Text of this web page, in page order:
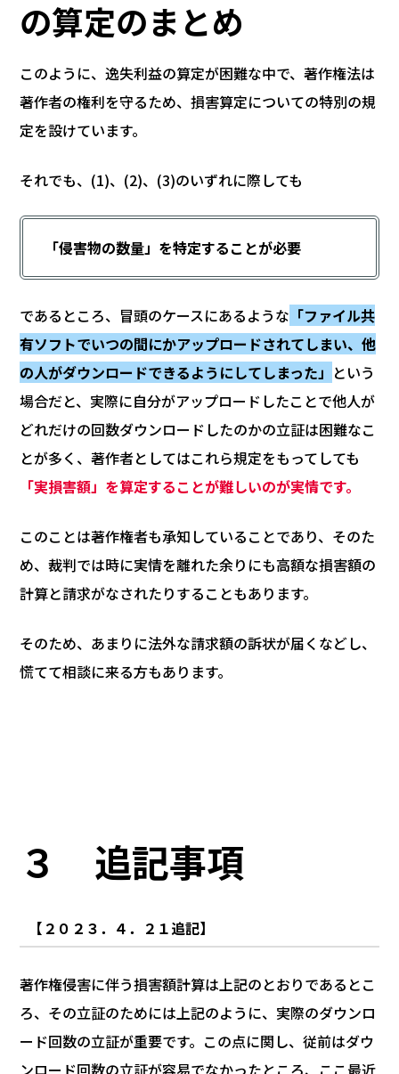
の算定のまとめ
このように、逸失利益の算定が困難な中で、著作権法は
著作者の権利を守るため、損害算定についての特別の規
定を設けています。
それでも、(1)、(2)、(3)のいずれに際しても
「侵害物の数量」を特定することが必要
であるところ、冒頭のケースにあるような 「ファイル共
有ソフトでいつの間にかアップロードされてしまい、他
の人がダウンロードできるようにしてしまった」 という
場合だと、実際に自分がアップロードしたことで他人が
どれだけの回数ダウンロードしたのかの立証は困難なこ
とが多く、著作者としてはこれら規定をもってしても
「実損害額」を算定することが難しいのが実情です。
このことは著作権者も承知していることであり、そのた
め、裁判では時に実情を離れた余りにも高額な損害額の
計算と請求がなされたりすることもあります。
そのため、あまりに法外な請求額の訴状が届くなどし、
慌てて相談に来る方もあります。
３ 追記事項
【２０２３．４．２１追記】
著作権侵害に伴う損害額計算は上記のとおりであるとこ
ろ、その立証のためには上記のように、実際のダウンロ
ード回数の立証が重要です。この点に関し、従前はダウ